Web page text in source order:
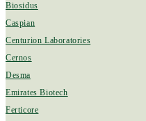
Biosidus
Caspian
Centurion Laboratories
Cernos
Desma
Emirates Biotech
Ferticore